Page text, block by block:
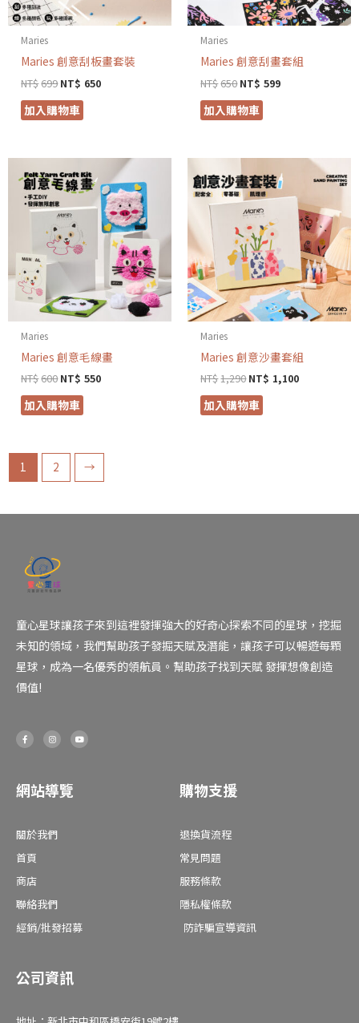
Maries
Maries 創意刮板畫套裝
NT$699NT$ 650
加入購物車
Maries
Maries 創意刮畫套組
NT$650NT$ 599
加入購物車
Maries
Maries 創意毛線畫
NT$600NT$ 550
加入購物車
Maries
Maries 創意沙畫套組
NT$1,290NT$ 1,100
加入購物車
1 2 →
童心星球讓孩子來到這裡發揮強大的好奇心探索不同的星球，挖掘
未知的領域，我們幫助孩子發掘天賦及潛能，讓孩子可以暢遊每顆
星球，成為一名優秀的領航員。幫助孩子找到天賦 發揮想像創造
價值!
F
a
c
k
-
I
n
s
a
m
Y
o
u
網站導覽
關於我們
首頁
商店
聯絡我們
經銷/批發招募
購物支援
退換貨流程
常見問題
服務條款
隱私權條款
防詐騙宣導資訊
公司資訊